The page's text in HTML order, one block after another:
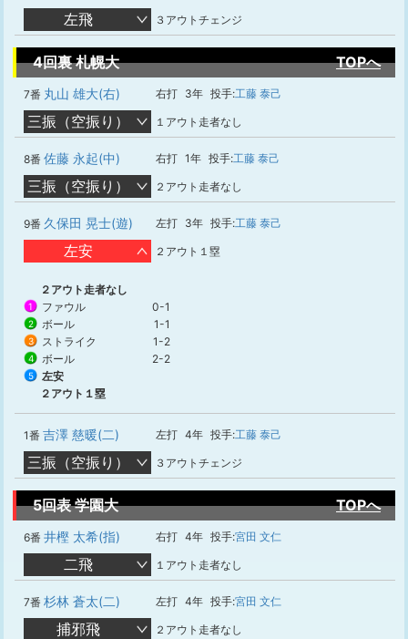
左飛 ３アウトチェンジ
4回裏 札幌大 TOPへ
7番 丸山 雄大(右) 右打 3年 投手:工藤 泰己
三振（空振り） １アウト走者なし
8番 佐藤 永起(中) 右打 1年 投手:工藤 泰己
三振（空振り） ２アウト走者なし
9番 久保田 晃士(遊) 左打 3年 投手:工藤 泰己
左安 ２アウト１塁
２アウト走者なし
1 ファウル 0-1
2 ボール 1-1
3 ストライク 1-2
4 ボール 2-2
5
左安
２アウト１塁
1番 吉澤 慈暖(二) 左打 4年 投手:工藤 泰己
三振（空振り） ３アウトチェンジ
5回表 学園大 TOPへ
6番 井樫 太希(指) 右打 4年 投手:宮田 文仁
二飛 １アウト走者なし
7番 杉林 蒼太(二) 左打 4年 投手:宮田 文仁
捕邪飛 ２アウト走者なし